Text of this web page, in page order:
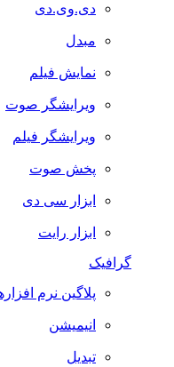
دی.وی.دی
مبدل
نمایش فیلم
ویرایشگر صوت
ویرایشگر فیلم
پخش صوت
ابزار سی دی
ابزار رایت
گرافیک
پلاگین نرم افزارها
انیمیشن
تبدیل